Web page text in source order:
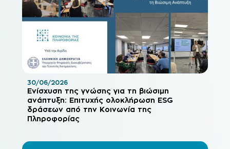
Ενίσχυση της γνώσης για τη βιώσιμη
ανάπτυξη: Επιτυχής ολοκλήρωση ESG
δράσεων από την Κοινωνία της
Πληροφορίας
30/06/2026